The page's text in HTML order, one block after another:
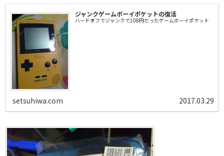
ジャンクゲームボーイポケットの復活
ハードオフでジャンクで108円だったゲームボーイポケット
setsuhiwa.com 2017.03.29